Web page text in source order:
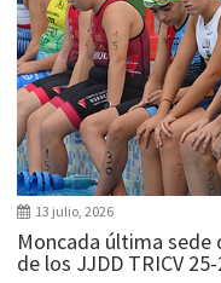
13 julio, 2026
Moncada última sede
de los JJDD TRICV